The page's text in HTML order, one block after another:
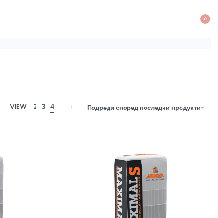
0
VIEW 2 3 4 Подреди според последни продукти